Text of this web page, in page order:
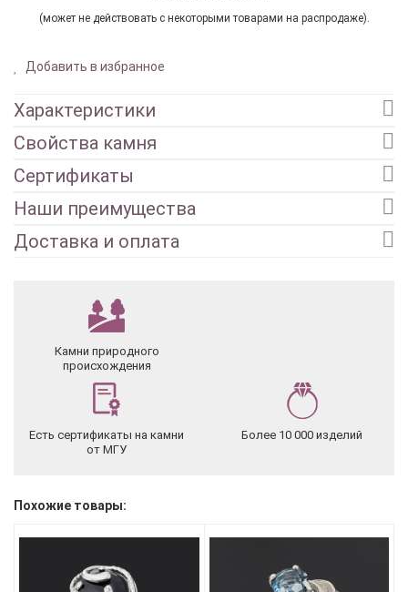
(может не действовать с некоторыми товарами на распродаже).
Добавить в избранное
Характеристики
Свойства камня
Сертификаты
Наши преимущества
Доставка и оплата
Камни природного
происхождения
Есть сертификаты на камни
от МГУ
Более 10 000 изделий
Похожие товары: